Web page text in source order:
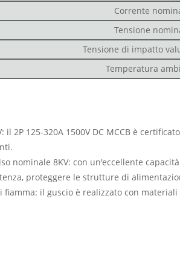
Corrente
Tensione
Tensione di impatto
Temperatura
il 2P 125-320A 1500V DC MCCB è
nominale 8KV: con un'eccellente
proteggere le strutture di
fiamma: il guscio è realizzato con